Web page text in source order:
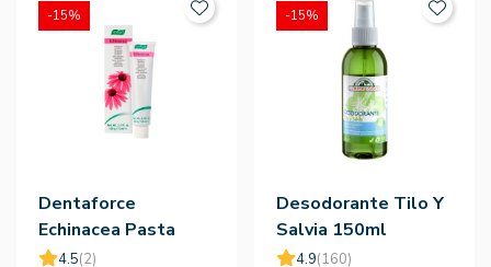
Dentaforce
Echinacea Pasta
100g
4.5(2)
-15%
Desodorante Tilo Y
Salvia 150ml
4.9(160)
-15%